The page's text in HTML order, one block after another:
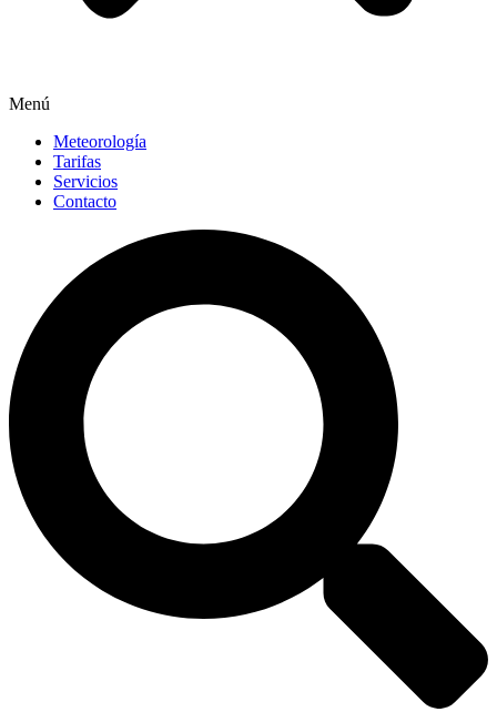
Menú
Meteorología
Tarifas
Servicios
Contacto